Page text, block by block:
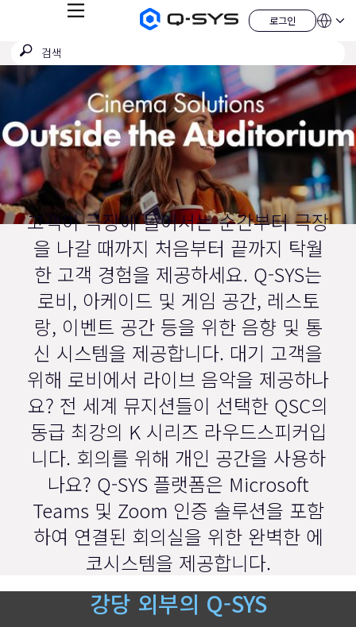
Q-
디
오
제
품
홈
페
이
지
메
로그인
로
그
언
QSYS.com (English)
India (English)
Deutsch
Español
Français
日本語
한국어
China (中文)
검
색
제
현
슬
라
이
드:
1
고객이 극장에 들어서는 순간부터 극장
을 나갈 때까지 처음부터 끝까지 탁월
한 고객 경험을 제공하세요. Q-SYS는
로비, 아케이드 및 게임 공간, 레스토
랑, 이벤트 공간 등을 위한 음향 및 통
신 시스템을 제공합니다. 대기 고객을
위해 로비에서 라이브 음악을 제공하나
요? 전 세계 뮤지션들이 선택한 QSC의
동급 최강의 K 시리즈 라우드스피커입
니다. 회의를 위해 개인 공간을 사용하
나요? Q-SYS 플랫폼은 Microsoft
Teams 및 Zoom 인증 솔루션을 포함
하여 연결된 회의실을 위한 완벽한 에
코시스템을 제공합니다.
강당 외부의 Q-SYS